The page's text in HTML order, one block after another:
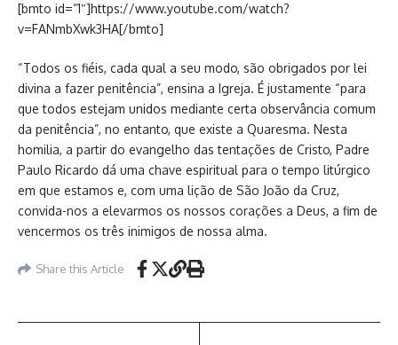
[bmto id=”1″]https://www.youtube.com/watch?
v=FANmbXwk3HA[/bmto]
“Todos os fiéis, cada qual a seu modo, são obrigados por lei
divina a fazer penitência”, ensina a Igreja. É justamente “para
que todos estejam unidos mediante certa observância comum
da penitência”, no entanto, que existe a Quaresma. Nesta
homilia, a partir do evangelho das tentações de Cristo, Padre
Paulo Ricardo dá uma chave espiritual para o tempo litúrgico
em que estamos e, com uma lição de São João da Cruz,
convida-nos a elevarmos os nossos corações a Deus, a fim de
vencermos os três inimigos de nossa alma.
Share this Article